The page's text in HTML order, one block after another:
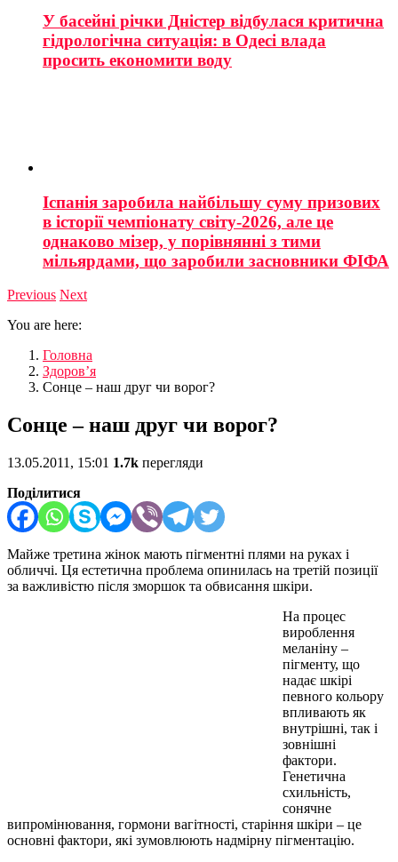
У басейні річки Дністер відбулася критична
гідрологічна ситуація: в Одесі влада
просить економити воду
Іспанія заробила найбільшу суму призових
в історії чемпіонату світу-2026, але це
однаково мізер, у порівнянні з тими
мільярдами, що заробили засновники ФІФА
Previous Next
You are here:
Головна
Здоров’я
Сонце – наш друг чи ворог?
Сонце – наш друг чи ворог?
13.05.2011, 15:01 1.7k перегляди
Поділитися
Майже третина жінок мають пігментні плями на руках і
обличчі. Ця естетична проблема опинилась на третій позиції
за важливістю після зморшок та обвисання шкіри.
На процес
вироблення
меланіну –
пігменту, що
надає шкірі
певного кольору
впливають як
внутрішні, так і
зовнішні
фактори.
Генетична
схильність,
сонячне
випромінювання, гормони вагітності, старіння шкіри – це
основні фактори, які зумовлюють надмірну пігментацію.